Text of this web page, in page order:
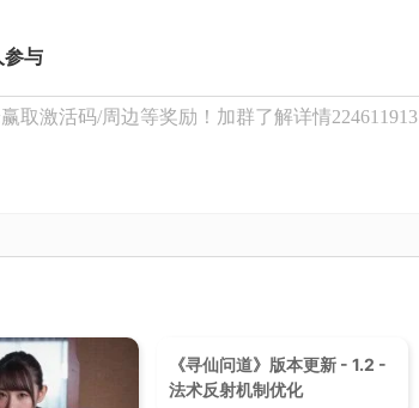
参与
取激活码/周边等奖励！加群了解详情224611913
《寻仙问道》版本更新 - 1.2 -
法术反射机制优化